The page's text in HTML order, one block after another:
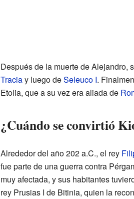
Después de la muerte de Alejandro,
Traciay luego deSeleuco I.
Etolia, que a su vez era aliada de
¿Cuándo se convirtió
Alrededor del año 202 a.C., el rey
fue parte de una guerra contra
muy afectada, y sus habitantes
rey Prusias I de Bitinia, quien la